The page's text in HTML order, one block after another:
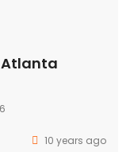
Atlanta
10 years ago